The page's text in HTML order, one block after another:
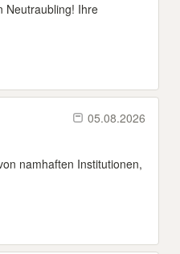
Neutraubling! Ihre
05.08.2026
namhaften Institutionen,